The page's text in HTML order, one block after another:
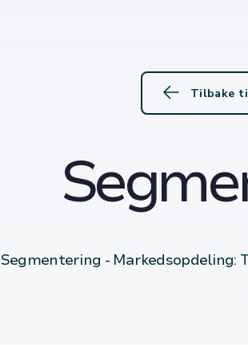
Tilbake
Segmentering -